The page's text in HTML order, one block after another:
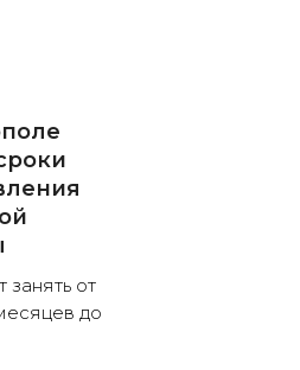
занять от
до